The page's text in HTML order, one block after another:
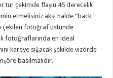
tür çekimde flaşın 45 derecelik
etmelisiniz aksi halde “back
çekilen fotoğraf üstünde
fotoğraflarında en ideal
kareye sığacak şekilde vizörde
basılmalıdır.